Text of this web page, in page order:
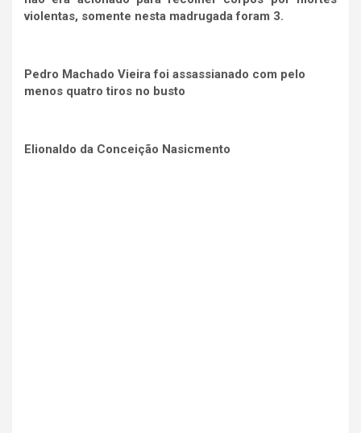
violentas, somente nesta madrugada foram 3.
Pedro Machado Vieira foi assassianado com pelo
menos quatro tiros no busto
Elionaldo da Conceição Nasicmento